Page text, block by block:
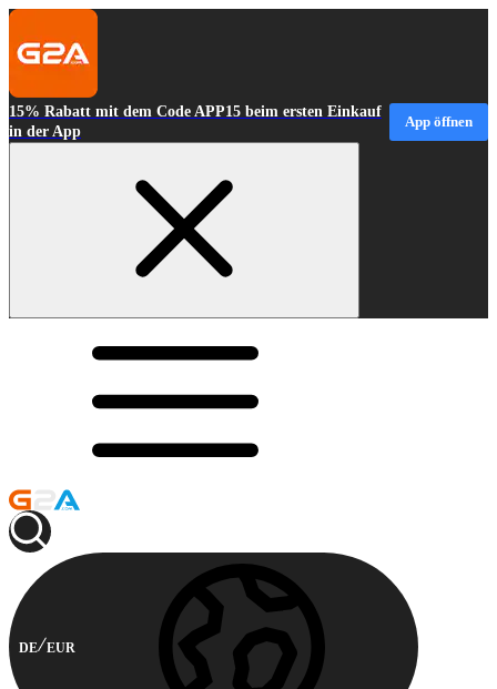
15% Rabatt mit dem Code APP15 beim ersten Einkauf
in der App
App öffnen
DE EUR